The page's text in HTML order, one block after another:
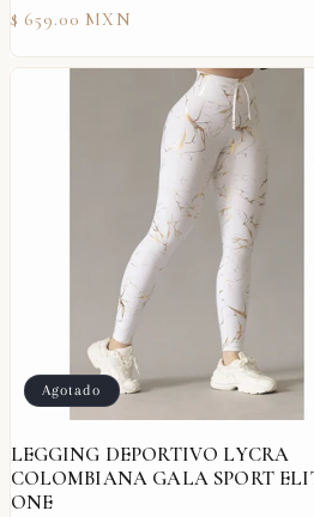
Precio
habitual
$ 659.00 MXN
Agotado
LEGGING DEPORTIVO LYCRA
COLOMBIANA GALA SPORT
ONE